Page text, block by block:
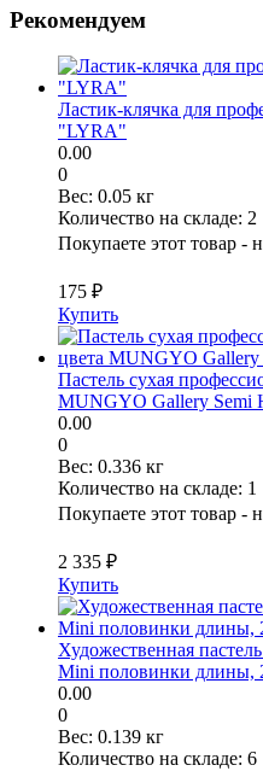
Рекомендуем
Ластик-клячка для
"LYRA"
0.00
0
Вес: 0.05 кг
Количество на складе: 2
Покупаете этот товар -
175 ₽
Купить
Пастель сухая
MUNGYO Gallery Semi
0.00
0
Вес: 0.336 кг
Количество на складе: 1
Покупаете этот товар -
2 335 ₽
Купить
Художественная
Mini половинки длины,
0.00
0
Вес: 0.139 кг
Количество на складе: 6